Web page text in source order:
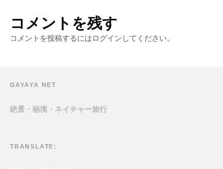
コメントを残す
コメントを投稿するにはログイン してください。
GAYAYA NET
絶景・秘境・ネイチャー旅行
TRANSLATE: